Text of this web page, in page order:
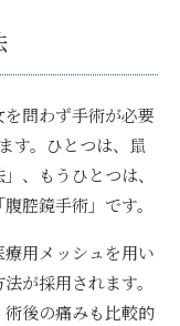
問わず手術が必要
す。ひとつは、鼠
、もうひとつは、
腔鏡手術」です。
用メッシュを用い
が採用されます。
後の痛みも比較的